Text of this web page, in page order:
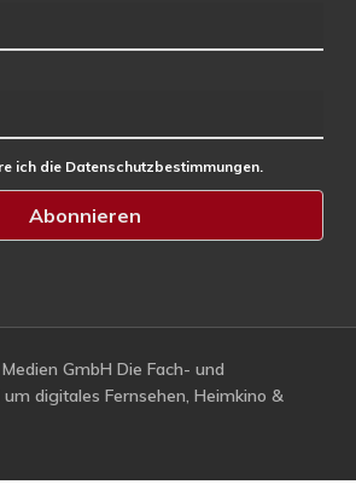
ich die Datenschutzbestimmungen.
GmbH Die Fach- und
digitales Fernsehen, Heimkino &